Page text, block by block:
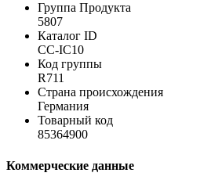
Группа Продукта
5807
Каталог ID
CC-IC10
Код группы
R711
Страна происхождения
Германия
Товарный код
85364900
Коммерческие данные